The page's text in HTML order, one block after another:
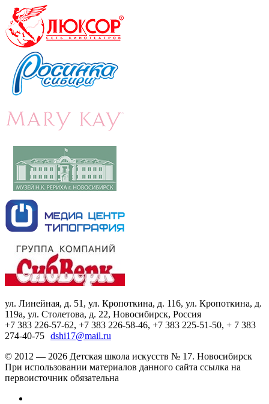
ул. Линейная, д. 51, ул. Кропоткина, д. 116, ул. Кропоткина, д.
119а, ул. Столетова, д. 22, Новосибирск, Россия
+7 383 226-57-62, +7 383 226-58-46, +7 383 225-51-50, + 7 383
274-40-75 dshi17@mail.ru
© 2012 — 2026 Детская школа искусств № 17. Новосибирск
При использовании материалов данного сайта ссылка на
первоисточник обязательна